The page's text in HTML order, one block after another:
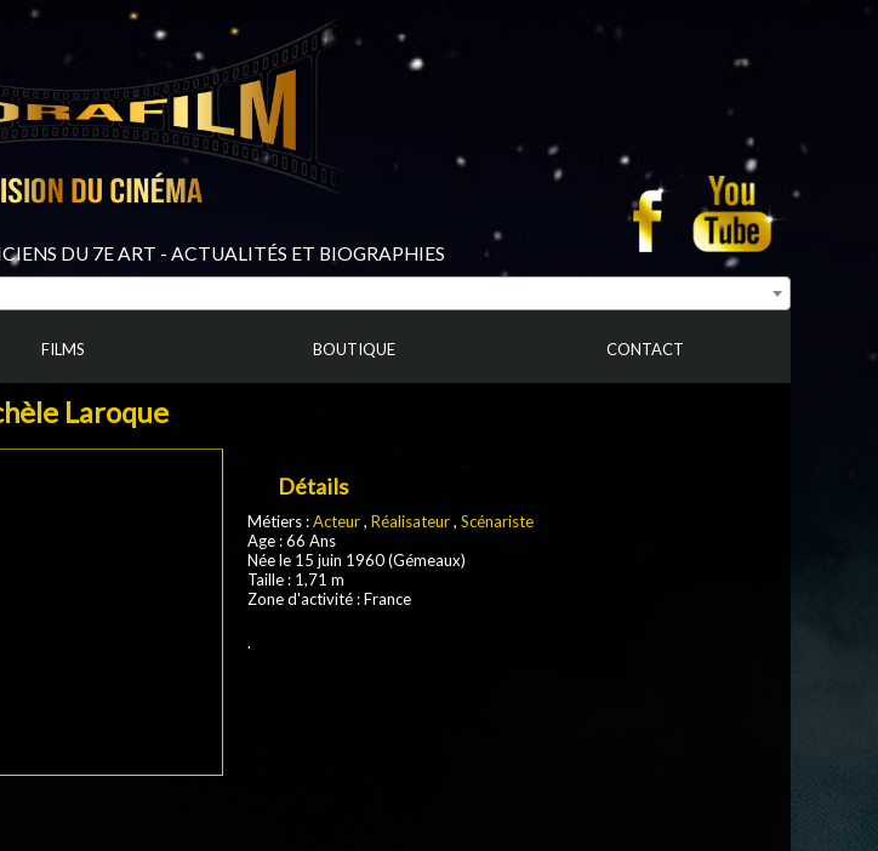
DU 7E ART - ACTUALITÉS ET BIOGRAPHIES
FILMS BOUTIQUE CONTACT
Laroque
Détails
Métiers :Acteur, Réalisateur, Scénariste
Age : 66 Ans
Née le 15 juin 1960 (Gémeaux)
Taille : 1,71 m
Zone d'activité : France
.